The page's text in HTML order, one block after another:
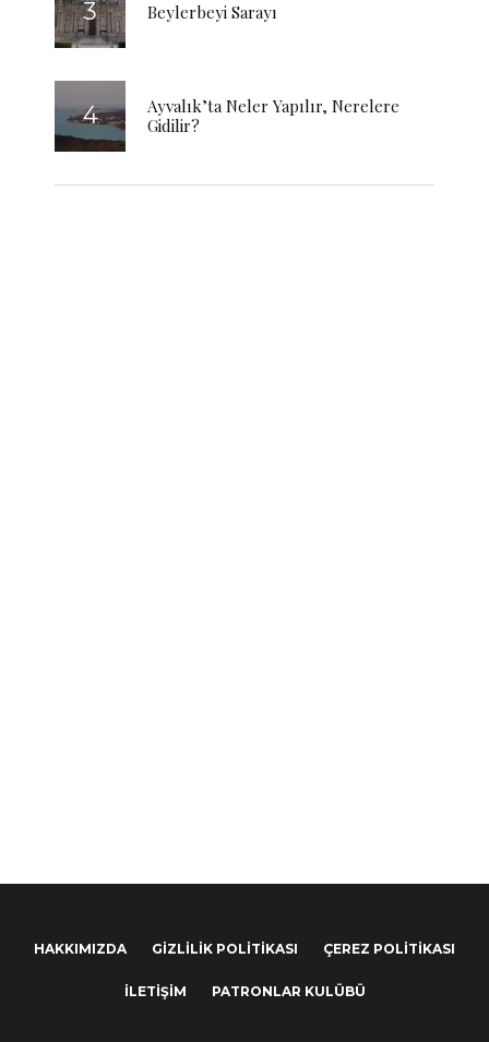
Beylerbeyi Sarayı
Ayvalık’ta Neler Yapılır, Nerelere
Gidilir?
HAKKIMIZDA GIZLILIK POLITIKASI ÇEREZ POLITIKASI
İLETIŞIM PATRONLAR KULÜBÜ